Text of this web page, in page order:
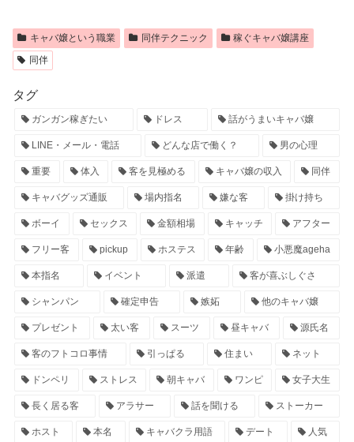
キャバ嬢という職業 同伴テクニック
稼ぐキャバ嬢講座
同伴
タグ
ガンガン稼ぎたい ドレス 話がうまいキャバ嬢
LINE・メール・電話 どんな店で働く？ 男の心理
重要 体入 客を見極める キャバ嬢の収入 同伴
キャバグッズ通販 場内指名 嫌な客 掛け持ち
ボーイ セックス 金額相場 キャッチ アフター
フリー客 pickup ホステス 年齢 小悪魔ageha
本指名 イベント 派遣 客が喜ぶしぐさ
シャンパン 確定申告 嫉妬 他のキャバ嬢
プレゼント 太い客 スーツ 昼キャバ 源氏名
客のフトコロ事情 引っぱる 住まい ネット
ドンペリ ストレス 朝キャバ ワンピ 女子大生
長く居る客 アラサー 話を聞ける ストーカー
ホスト 本名 キャバクラ用語 デート 人気